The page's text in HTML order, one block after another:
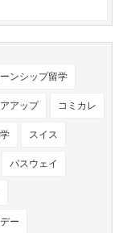
ンシップ留学
アップ コミカレ
スイス
パスウェイ
ー